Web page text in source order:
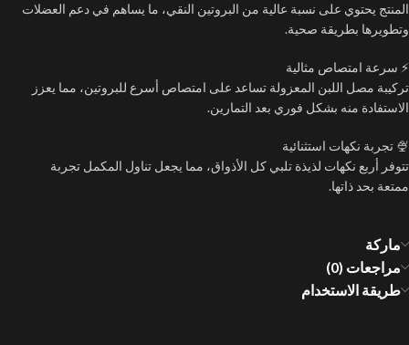
المنتج يحتوي على نسبة عالية من البروتين النقي، ما يساهم في دعم العضلات
وتطويرها بطريقة صحية.
⚡ سرعة امتصاص مثالية
تركيبة مصل اللبن المعزولة تساعد على امتصاص أسرع للبروتين، مما يعزز
الاستفادة منه بشكل فوري بعد التمارين.
🍨 تجربة نكهات استثنائية
تتوفر أربع نكهات لذيذة تلبي كل الأذواق، مما يجعل تناول المكمل تجربة
ممتعة بحد ذاتها.
ماركة
مراجعات (0)
طريقة الاستخدام